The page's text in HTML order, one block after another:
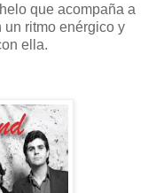
que acompaña a
un ritmo enérgico y
ella.